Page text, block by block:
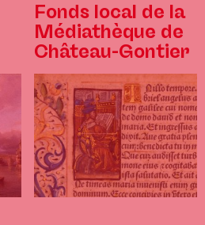
Fonds local de la
Médiathèque de
Château-Gontier